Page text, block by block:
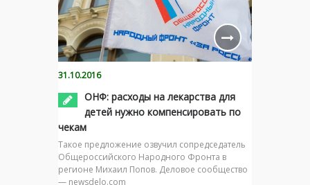
31.10.2016
ОНФ: расходы на лекарства для
детей нужно компенсировать по
чекам
Такое предложение озвучил сопредседатель
Общероссийского Народного Фронта в
регионе Михаил Попов. Деловое сообщество
— newsdelo.com